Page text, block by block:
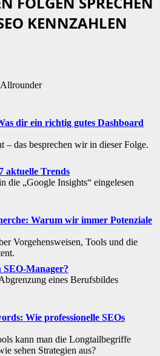
KENNZAHLEN
dir ein richtig gutes Dashboard
– das besprechen wir in dieser Folge.
aktuelle Trends
die „Google Insights“ eingelesen
Warum wir immer Potenziale
Vorgehensweisen, Tools und die
SEO-Manager?
eines Berufsbildes
Wie professionelle SEOs
kann man die Longtailbegriffe
sehen Strategien aus?